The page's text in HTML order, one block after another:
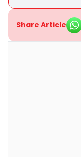
Share Article